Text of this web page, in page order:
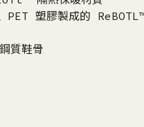
塑膠製成的
質鞋骨